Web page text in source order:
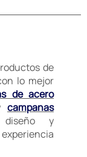
de
lo mejor
de acero
campanas
y